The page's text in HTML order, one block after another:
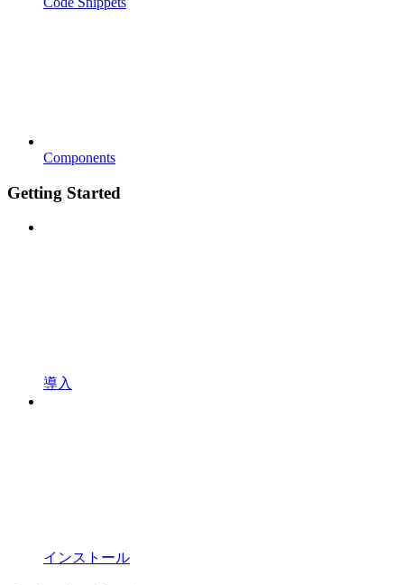
Components
Getting Started
導入
インストール